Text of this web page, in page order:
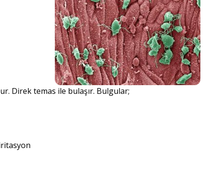
Direk temas ile bulaşır. Bulgular;